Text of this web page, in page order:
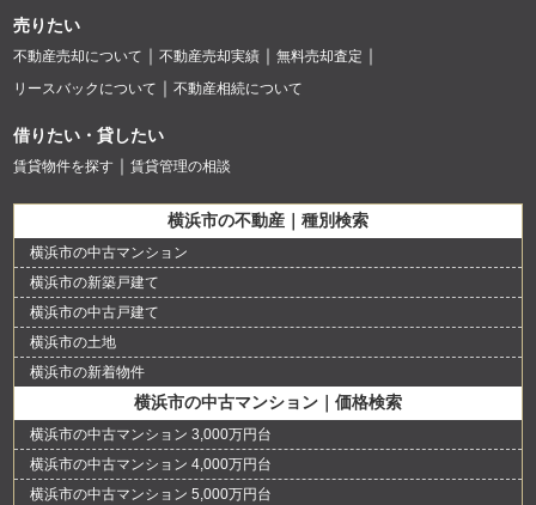
売りたい
不動産売却について 不動産売却実績
無料売却査定
リースバックについて
不動産相続について
借りたい・貸したい
賃貸物件を探す 賃貸管理の相談
横浜市の不動産｜種別検索
横浜市の中古マンション
横浜市の新築戸建て
横浜市の中古戸建て
横浜市の土地
横浜市の新着物件
横浜市の中古マンション｜価格検索
横浜市の中古マンション 3,000万円台
横浜市の中古マンション 4,000万円台
横浜市の中古マンション 5,000万円台